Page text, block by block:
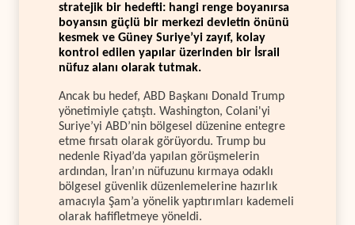
stratejik bir hedefti: hangi renge boyanırsa
boyansın güçlü bir merkezi devletin önünü
kesmek ve Güney Suriye’yi zayıf, kolay
kontrol edilen yapılar üzerinden bir İsrail
nüfuz alanı olarak tutmak.
Ancak bu hedef, ABD Başkanı Donald Trump
yönetimiyle çatıştı. Washington, Colani'yi
Suriye’yi ABD’nin bölgesel düzenine entegre
etme fırsatı olarak görüyordu. Trump bu
nedenle Riyad’da yapılan görüşmelerin
ardından, İran’ın nüfuzunu kırmaya odaklı
bölgesel güvenlik düzenlemelerine hazırlık
amacıyla Şam’a yönelik yaptırımları kademeli
olarak hafifletmeye yöneldi.